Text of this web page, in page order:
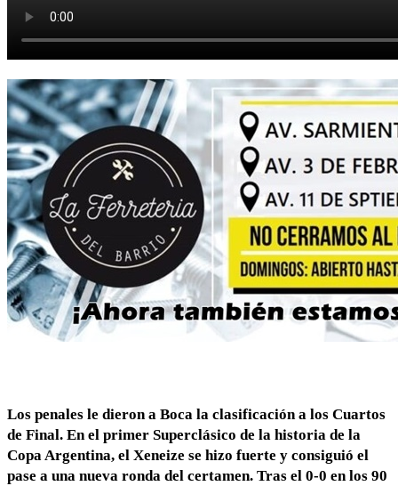
Los penales le dieron a Boca la clasificación a los Cuartos
de Final. En el primer Superclásico de la historia de la
Copa Argentina, el Xeneize se hizo fuerte y consiguió el
pase a una nueva ronda del certamen. Tras el 0-0 en los 90